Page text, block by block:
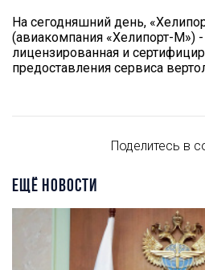
На сегодняшний день,
(авиакомпания «Хелипорт-М»)
лицензированная и
предоставления сервиса
Поделитесь в
ЕЩЁ НОВОСТИ